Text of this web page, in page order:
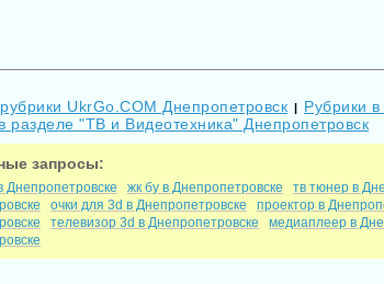
UkrGo.COM Днепропетровск | Рубрики
разделе "ТВ и Видеотехника" Днепропетровск
запросы:
Днепропетровске жк бу в Днепропетровске тв тюнер в
очки для 3d в Днепропетровске проектор в
телевизор 3d в Днепропетровске медиаплеер в